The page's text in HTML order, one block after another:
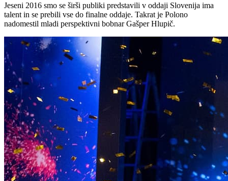
Jeseni 2016 smo se širši publiki predstavili v oddaji Slovenija ima
talent in se prebili vse do finalne oddaje. Takrat je Polono
nadomestil mladi perspektivni bobnar Gašper Hlupič.